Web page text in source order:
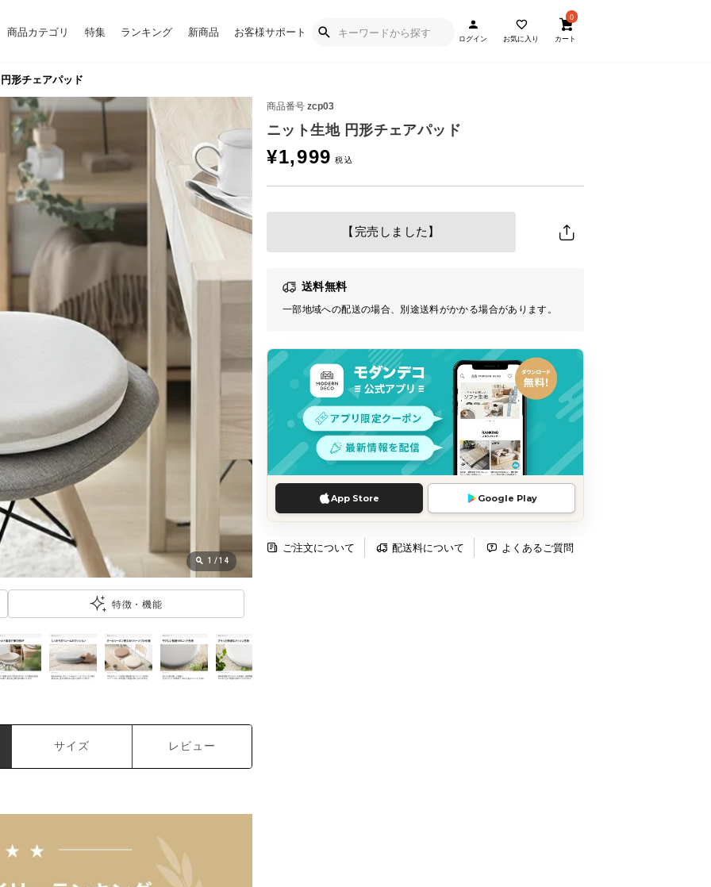
商品カテゴリ 特集 ランキング 新商品 お客様サポート
ログイン お気に入り
0
カート
形チェアパッド
商品番号 zcp03
ニット生地 円形チェアパッド
¥1,999
【完売しました】
送料無料
一部地域への配送の場合、別途送料がかかる場合があります。
App Store Google Play
ご注文について 配送料について よくあるご質問
1 /14
特徴・機能
サイズ レビュー